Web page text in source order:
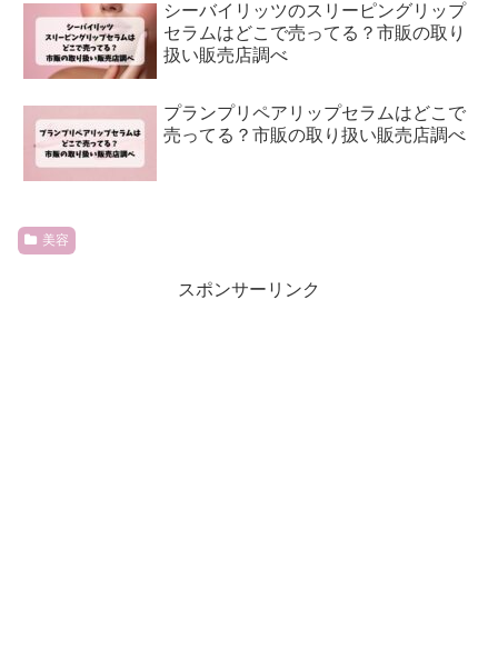
シーバイリッツのスリーピングリップ
セラムはどこで売ってる？市販の取り
扱い販売店調べ
プランプリペアリップセラムはどこで
売ってる？市販の取り扱い販売店調べ
美容
スポンサーリンク